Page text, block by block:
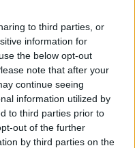
to third parties, or
information for
the below opt-out
note that after your
continue seeing
information utilized by
to third parties prior to
out of the further
by third parties on the
Olaszországban
védett meg senki –